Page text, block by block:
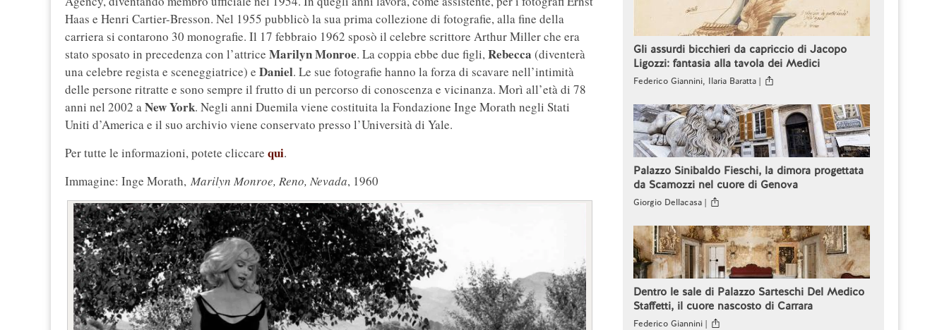
Haas e Henri Cartier-Bresson. Nel 1955 pubblicò la sua prima collezione di fotografie, alla fine della
carriera si contarono 30 monografie. Il 17 febbraio 1962 sposò il celebre scrittore Arthur Miller che era
stato sposato in precedenza con l’attrice Marilyn Monroe. La coppia ebbe due figli,Rebecca (diventerà
una celebre regista e sceneggiatrice) e Daniel. Le sue fotografie hanno la forza di scavare nell’intimità
delle persone ritratte e sono sempre il frutto di un percorso di conoscenza e vicinanza. Morì all’età di 78
anni nel 2002 aNew York. Negli anni Duemila viene costituita la Fondazione Inge Morath negli Stati
Uniti d’America e il suo archivio viene conservato presso l’Università di Yale.
Per tutte le informazioni, potete cliccare qui.
Immagine: Inge Morath, Marilyn Monroe, Reno, Nevada, 1960
Gli assurdi bicchieri da capriccio di Jacopo
Ligozzi: fantasia alla tavola dei Medici
Federico Giannini, Ilaria Baratta |
Palazzo Sinibaldo Fieschi, la dimora progettata
da Scamozzi nel cuore di Genova
Giorgio Dellacasa |
Dentro le sale di Palazzo Sarteschi Del Medico
Staffetti, il cuore nascosto di Carrara
Federico Giannini |